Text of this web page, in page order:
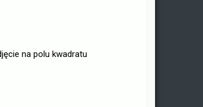
na polu kwadratu